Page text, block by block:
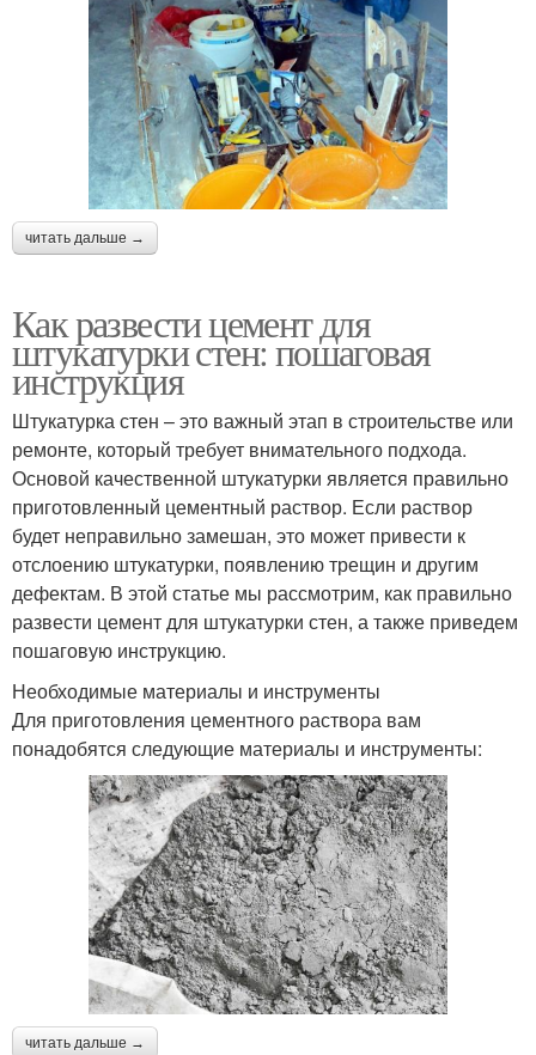
читать дальше →
Как развести цемент для
штукатурки стен: пошаговая
инструкция
Штукатурка стен – это важный этап в строительстве или
ремонте, который требует внимательного подхода.
Основой качественной штукатурки является правильно
приготовленный цементный раствор. Если раствор
будет неправильно замешан, это может привести к
отслоению штукатурки, появлению трещин и другим
дефектам. В этой статье мы рассмотрим, как правильно
развести цемент для штукатурки стен, а также приведем
пошаговую инструкцию.
Необходимые материалы и инструменты
Для приготовления цементного раствора вам
понадобятся следующие материалы и инструменты:
читать дальше →